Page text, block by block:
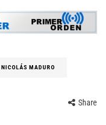
NICOLÁS MADURO
Share